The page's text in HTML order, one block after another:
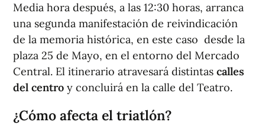
Media hora después, a las 12:30 horas, arranca
una segunda manifestación de reivindicación
de la memoria histórica, en este caso desde la
plaza 25 de Mayo, en el entorno del Mercado
Central. El itinerario atravesará distintas calles
del centro y concluirá en la calle del Teatro.
¿Cómo afecta el triatlón?